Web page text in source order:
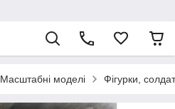
Масштабні моделі Фігурки,